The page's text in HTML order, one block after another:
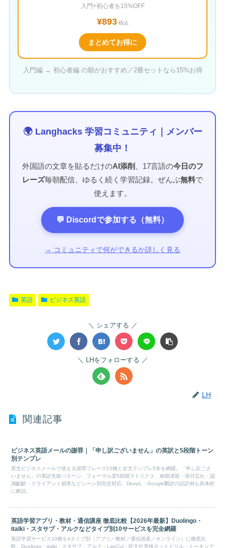
入門+初心者を15%OFF
¥893税込
まとめてお得に
入門編 → 初心者編 の順がおすすめ／2冊セットなら15%お得
🌍 Langhacks 学習コミュニティ｜メンバー
募集中！
外国語の文章を貼るだけのAI添削 、17言語の今日のフ
レーズ毎朝配信、ゆるく続く学習記録。ぜんぶ無料で
使えます。
💬 Discordで参加する（無料）
→ コミュニティで何ができるか詳しく見る
英語 ビジネス英語
シェアする
LHをフォローする
LH
関連記事
ビジネス英語メールの謝罪｜「申し訳ございません」の英訳と5段階トーン
別テンプレ
英文ビジネスメールで使える謝罪フレーズ15種と全文テンプレ5本を網羅。「申し訳ござ
いません」の英訳失敗パターン、フォーマル度5段階マトリクス、納期遅延・添付忘れ・認
識齟齬・クライアント損害などシーン別完全対応。DeepL・Google翻訳の誤訳例も具体的
に解説。
英語学習アプリ・教材・通信講座 徹底比較【2026年最新】Duolingo・
italki・スタサプ・アルクなどタイプ別10サービスを完全網羅
英語学習サービス10種を4タイプ別（アプリ／教材／通信講座／オンライン）に徹底比
較。Duolingo・italki・スタサプ・アルク・LanCul・旺文社英検ネットドリル・トーキング